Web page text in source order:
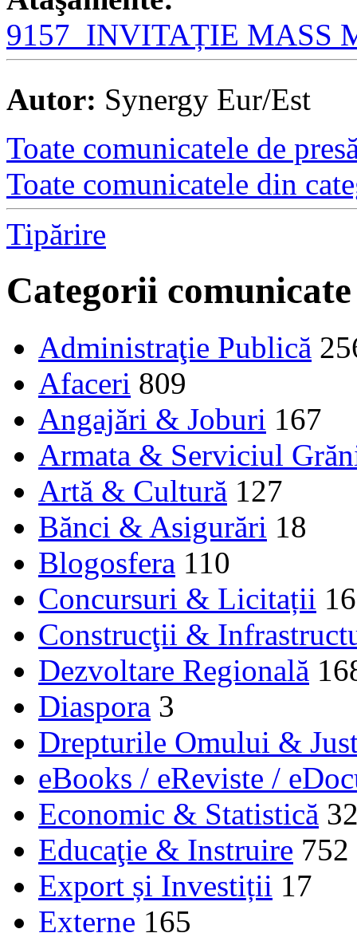
9157_INVITAȚIE MASS
Autor: Synergy Eur/Est
Toate comunicatele de
Toate comunicatele din
Tipărire
Categorii comunicate
Administraţie Publică
Afaceri 809
Angajări & Joburi 167
Armata & Serviciul
Artă & Cultură 127
Bănci & Asigurări 18
Blogosfera 110
Concursuri & Licitații 16
Construcţii &
Dezvoltare Regională
Diaspora 3
Drepturile Omului &
eBooks / eReviste /
Economic & Statistică
Educaţie & Instruire 752
Export și Investiții 17
Externe 165